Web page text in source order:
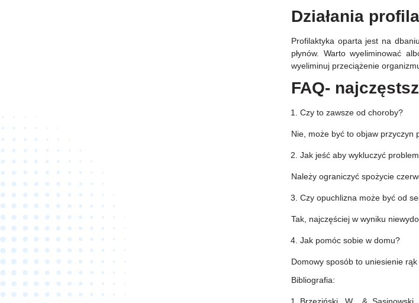
Działania
Profilaktyka oparta jest na
płynów. Warto wyeliminować
wyeliminuj przeciążenie
FAQ-
Czy to zawsze od choroby?
Nie, może być to objaw przyczyn
Jak jeść aby wykluczyć
Należy ograniczyć spożycie
Czy opuchlizna może być od
Tak, najczęściej w wyniku
Jak pomóc sobie w domu?
Domowy sposób to uniesienie
Bibliografia: